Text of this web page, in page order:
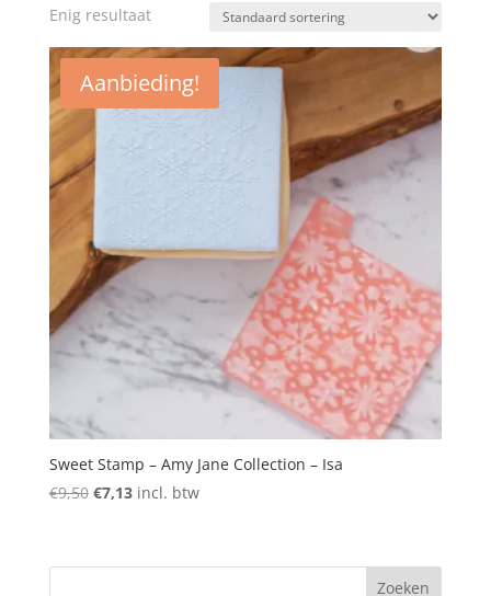
Enig resultaat
Aanbieding!
Sweet Stamp – Amy Jane Collection – Isa
€9,50 Oorspronkelijke
€9,50.
€7,13Huidige
€7,13.
incl. btw
Zoeken